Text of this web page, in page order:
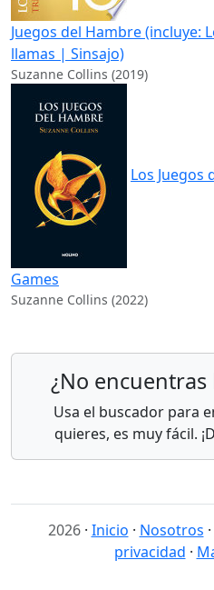
Juegos del Hambre (incluye:
llamas | Sinsajo)
Suzanne Collins (2019)
Los Juegos
Games
Suzanne Collins (2022)
¿No encuentras
Usa el buscador para
quieres, es muy fácil.
2026· Inicio · Nosotros ·
privacidad ·